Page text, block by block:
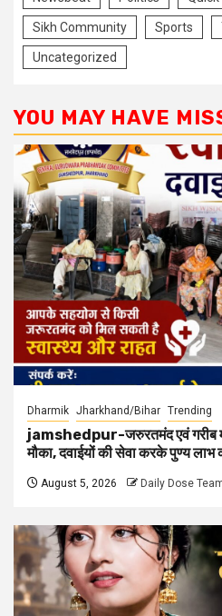
Sikh Community Sports
Uncategorized
YOU MAY HAVE
Dharmik Jharkhand/Bihar Trending
jamshedpur-जरुरतमंद एवं गरीब
मौका, दवाईयों की सेवा करके पुण्य लाभ
August 5, 2026 Daily Dose